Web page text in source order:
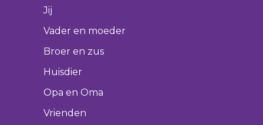
Jij
Vader en moeder
Broer en zus
Huisdier
Opa en Oma
Vrienden